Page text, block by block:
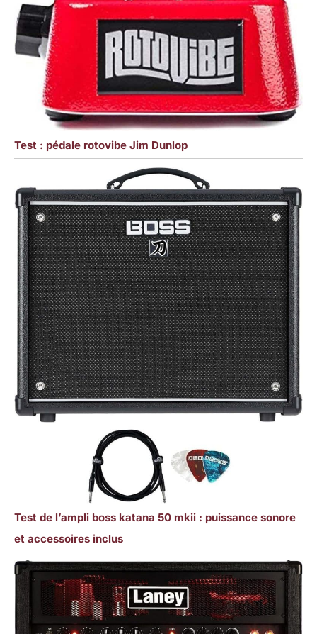
Test : pédale rotovibe Jim Dunlop
Test de l’ampli boss katana 50 mkii : puissance sonore
et accessoires inclus